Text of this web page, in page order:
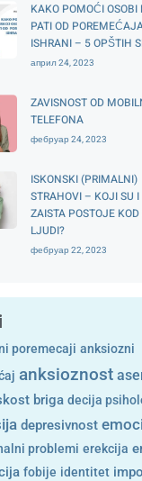
KAKO POMOĆI OSOBI
PATI OD
ISHRANI – 5 OPŠTIH
април 24, 2023
ZAVISNOST OD
TELEFONA
фебруар 24, 2023
ISKONSKI (PRIMALNI)
STRAHOVI – KOJI SU I
ZAISTA POSTOJE
LJUDI?
фебруар 22, 2023
poremecaji anksiozni
anksioznost
briga decija
depresivnost
problemi erekcija
fobije identitet